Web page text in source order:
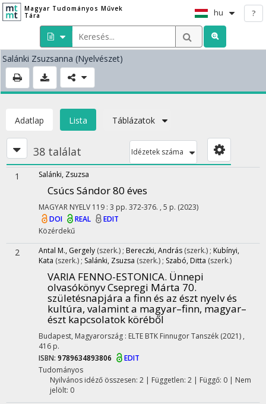
Magyar Tudományos Művek
Tára
hu ?
Salánki Zsuzsanna (Nyelvészet)
Adatlap Lista Táblázatok
38 találat Idézetek száma
1 Salánki, Zsuzsa
Csúcs Sándor 80 éves
MAGYAR NYELV 119 : 3 pp. 372-376. , 5 p. (2023)
DOI
REAL
EDIT
Közérdekű
2 Antal M., Gergely (szerk.) ; Bereczki, András (szerk.) ; Kubínyi,
Kata (szerk.) ; Salánki, Zsuzsa (szerk.) ; Szabó, Ditta (szerk.)
VARIA FENNO-ESTONICA. Ünnepi
olvasókönyv Csepregi Márta 70.
születésnapjára a finn és az észt nyelv és
kultúra, valamint a magyar–finn, magyar–
észt kapcsolatok köréből
Budapest, Magyarország : ELTE BTK Finnugor Tanszék (2021) ,
416 p.
ISBN: 9789634893806
EDIT
Tudományos
Nyilvános idéző összesen: 2| Független: 2 | Függő: 0 | Nem
jelölt: 0